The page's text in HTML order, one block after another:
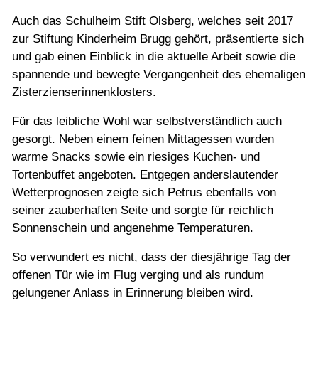
Auch das Schulheim Stift Olsberg, welches seit 2017
zur Stiftung Kinderheim Brugg gehört, präsentierte sich
und gab einen Einblick in die aktuelle Arbeit sowie die
spannende und bewegte Vergangenheit des ehemaligen
Zisterzienserinnenklosters.
Für das leibliche Wohl war selbstverständlich auch
gesorgt. Neben einem feinen Mittagessen wurden
warme Snacks sowie ein riesiges Kuchen- und
Tortenbuffet angeboten. Entgegen anderslautender
Wetterprognosen zeigte sich Petrus ebenfalls von
seiner zauberhaften Seite und sorgte für reichlich
Sonnenschein und angenehme Temperaturen.
So verwundert es nicht, dass der diesjährige Tag der
offenen Tür wie im Flug verging und als rundum
gelungener Anlass in Erinnerung bleiben wird.